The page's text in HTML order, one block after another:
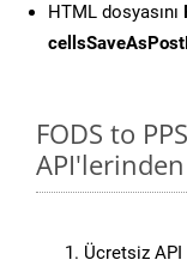
HTML dosyasını
FODS to
Ücretsiz API